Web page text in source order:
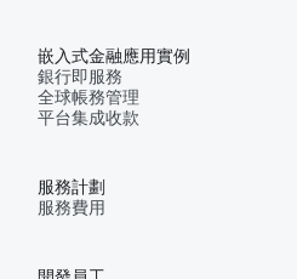
嵌入式金融應用實例
銀行即服務
全球帳務管理
平台集成收款
服務計劃
服務費用